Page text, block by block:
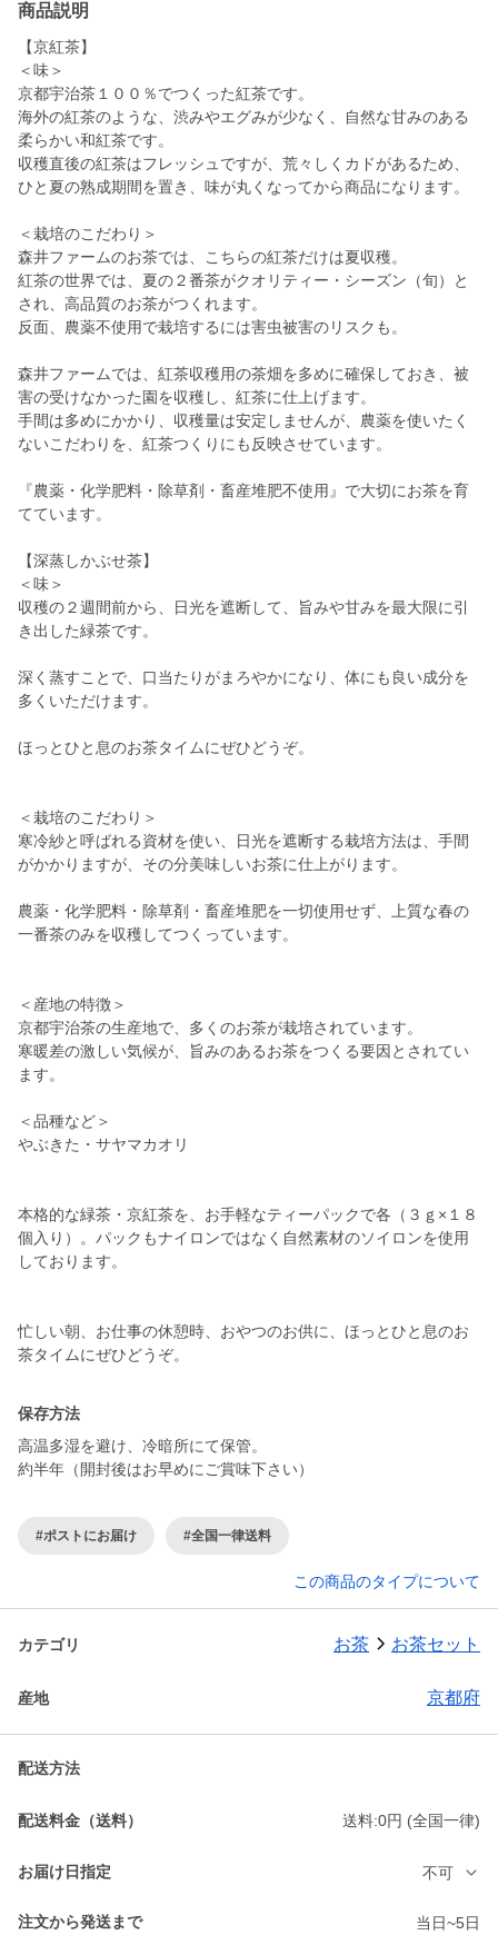
商品説明
【京紅茶】
＜味＞
京都宇治茶１００％でつくった紅茶です。
海外の紅茶のような、渋みやエグみが少なく、自然な甘みのある
柔らかい和紅茶です。
収穫直後の紅茶はフレッシュですが、荒々しくカドがあるため、
ひと夏の熟成期間を置き、味が丸くなってから商品になります。
＜栽培のこだわり＞
森井ファームのお茶では、こちらの紅茶だけは夏収穫。
紅茶の世界では、夏の２番茶がクオリティー・シーズン（旬）と
され、高品質のお茶がつくれます。
反面、農薬不使用で栽培するには害虫被害のリスクも。
森井ファームでは、紅茶収穫用の茶畑を多めに確保しておき、被
害の受けなかった園を収穫し、紅茶に仕上げます。
手間は多めにかかり、収穫量は安定しませんが、農薬を使いたく
ないこだわりを、紅茶つくりにも反映させています。
『農薬・化学肥料・除草剤・畜産堆肥不使用』で大切にお茶を育
てています。
【深蒸しかぶせ茶】
＜味＞
収穫の２週間前から、日光を遮断して、旨みや甘みを最大限に引
き出した緑茶です。
深く蒸すことで、口当たりがまろやかになり、体にも良い成分を
多くいただけます。
ほっとひと息のお茶タイムにぜひどうぞ。
＜栽培のこだわり＞
寒冷紗と呼ばれる資材を使い、日光を遮断する栽培方法は、手間
がかかりますが、その分美味しいお茶に仕上がります。
農薬・化学肥料・除草剤・畜産堆肥を一切使用せず、上質な春の
一番茶のみを収穫してつくっています。
＜産地の特徴＞
京都宇治茶の生産地で、多くのお茶が栽培されています。
寒暖差の激しい気候が、旨みのあるお茶をつくる要因とされてい
ます。
＜品種など＞
やぶきた・サヤマカオリ
本格的な緑茶・京紅茶を、お手軽なティーパックで各（３ｇ×１８
個入り）。パックもナイロンではなく自然素材のソイロンを使用
しております。
忙しい朝、お仕事の休憩時、おやつのお供に、ほっとひと息のお
保存方法
高温多湿を避け、冷暗所にて保管。
約半年（開封後はお早めにご賞味下さい）
#ポストにお届け #全国一律送料
この商品のタイプについて
カテゴリ お茶 お茶セット
産地 京都府
配送方法
配送料金（送料） 送料:0円 (全国一律)
お届け日指定 不可
注文から発送まで 当日~5日